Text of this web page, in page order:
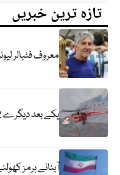
تازہ ترین خبریں
معروف فٹبالر
یکے بعد دیگرے 2 ہیلی کاپٹر گر کر تباہ؛ متعدد ہلاکتیں